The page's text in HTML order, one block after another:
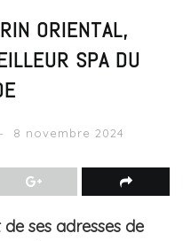
ORIENTAL,
SPA DU
8 novembre 2024
ses adresses de